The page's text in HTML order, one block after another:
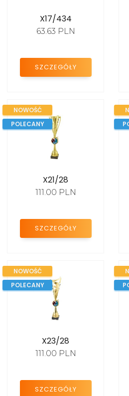
Puchary zimowe
Puchary policja
STATUETKI SPORTOWE
NAGRODY BIZNESOWE
JUBILEUSZE
STATUETKI AKRYLOWE
EMBLEMATY
DYPLOMY PAPIEROWE
PROMOCJE
X17/434
63.63 PLN
SZCZEGÓŁY
NOWOŚĆ
POLECANY
X21/28
111.00 PLN
SZCZEGÓŁY
NOWOŚĆ
POLECANY
X23/28
111.00 PLN
SZCZEGÓŁY